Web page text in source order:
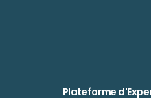
Plateforme